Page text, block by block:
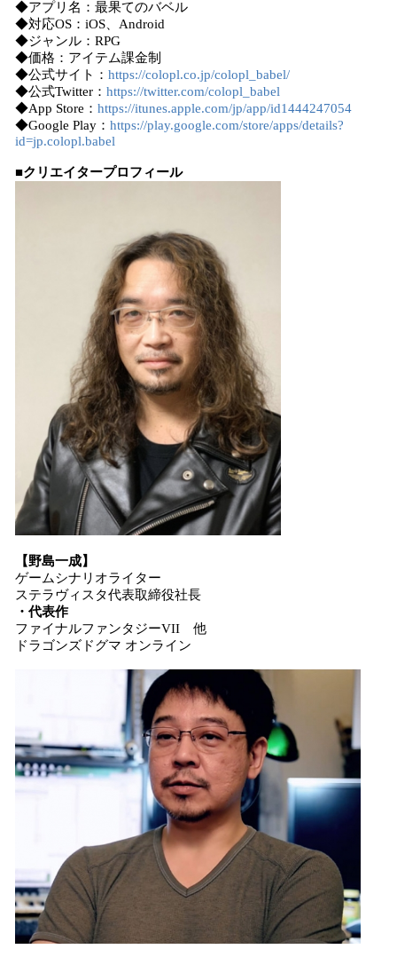
◆アプリ名：最果てのバベル
◆対応OS：iOS、Android
◆ジャンル：RPG
◆価格：アイテム課金制
◆公式サイト： https://colopl.co.jp/colopl_babel/
◆公式Twitter： https://twitter.com/colopl_babel
◆App Store： https://itunes.apple.com/jp/app/id1444247054
◆Google Play： https://play.google.com/store/apps/details?
id=jp.colopl.babel
■クリエイタープロフィール
【野島一成】
ゲームシナリオライター
ステラヴィスタ代表取締役社長
・代表作
ファイナルファンタジーVII 他
ドラゴンズドグマ オンライン